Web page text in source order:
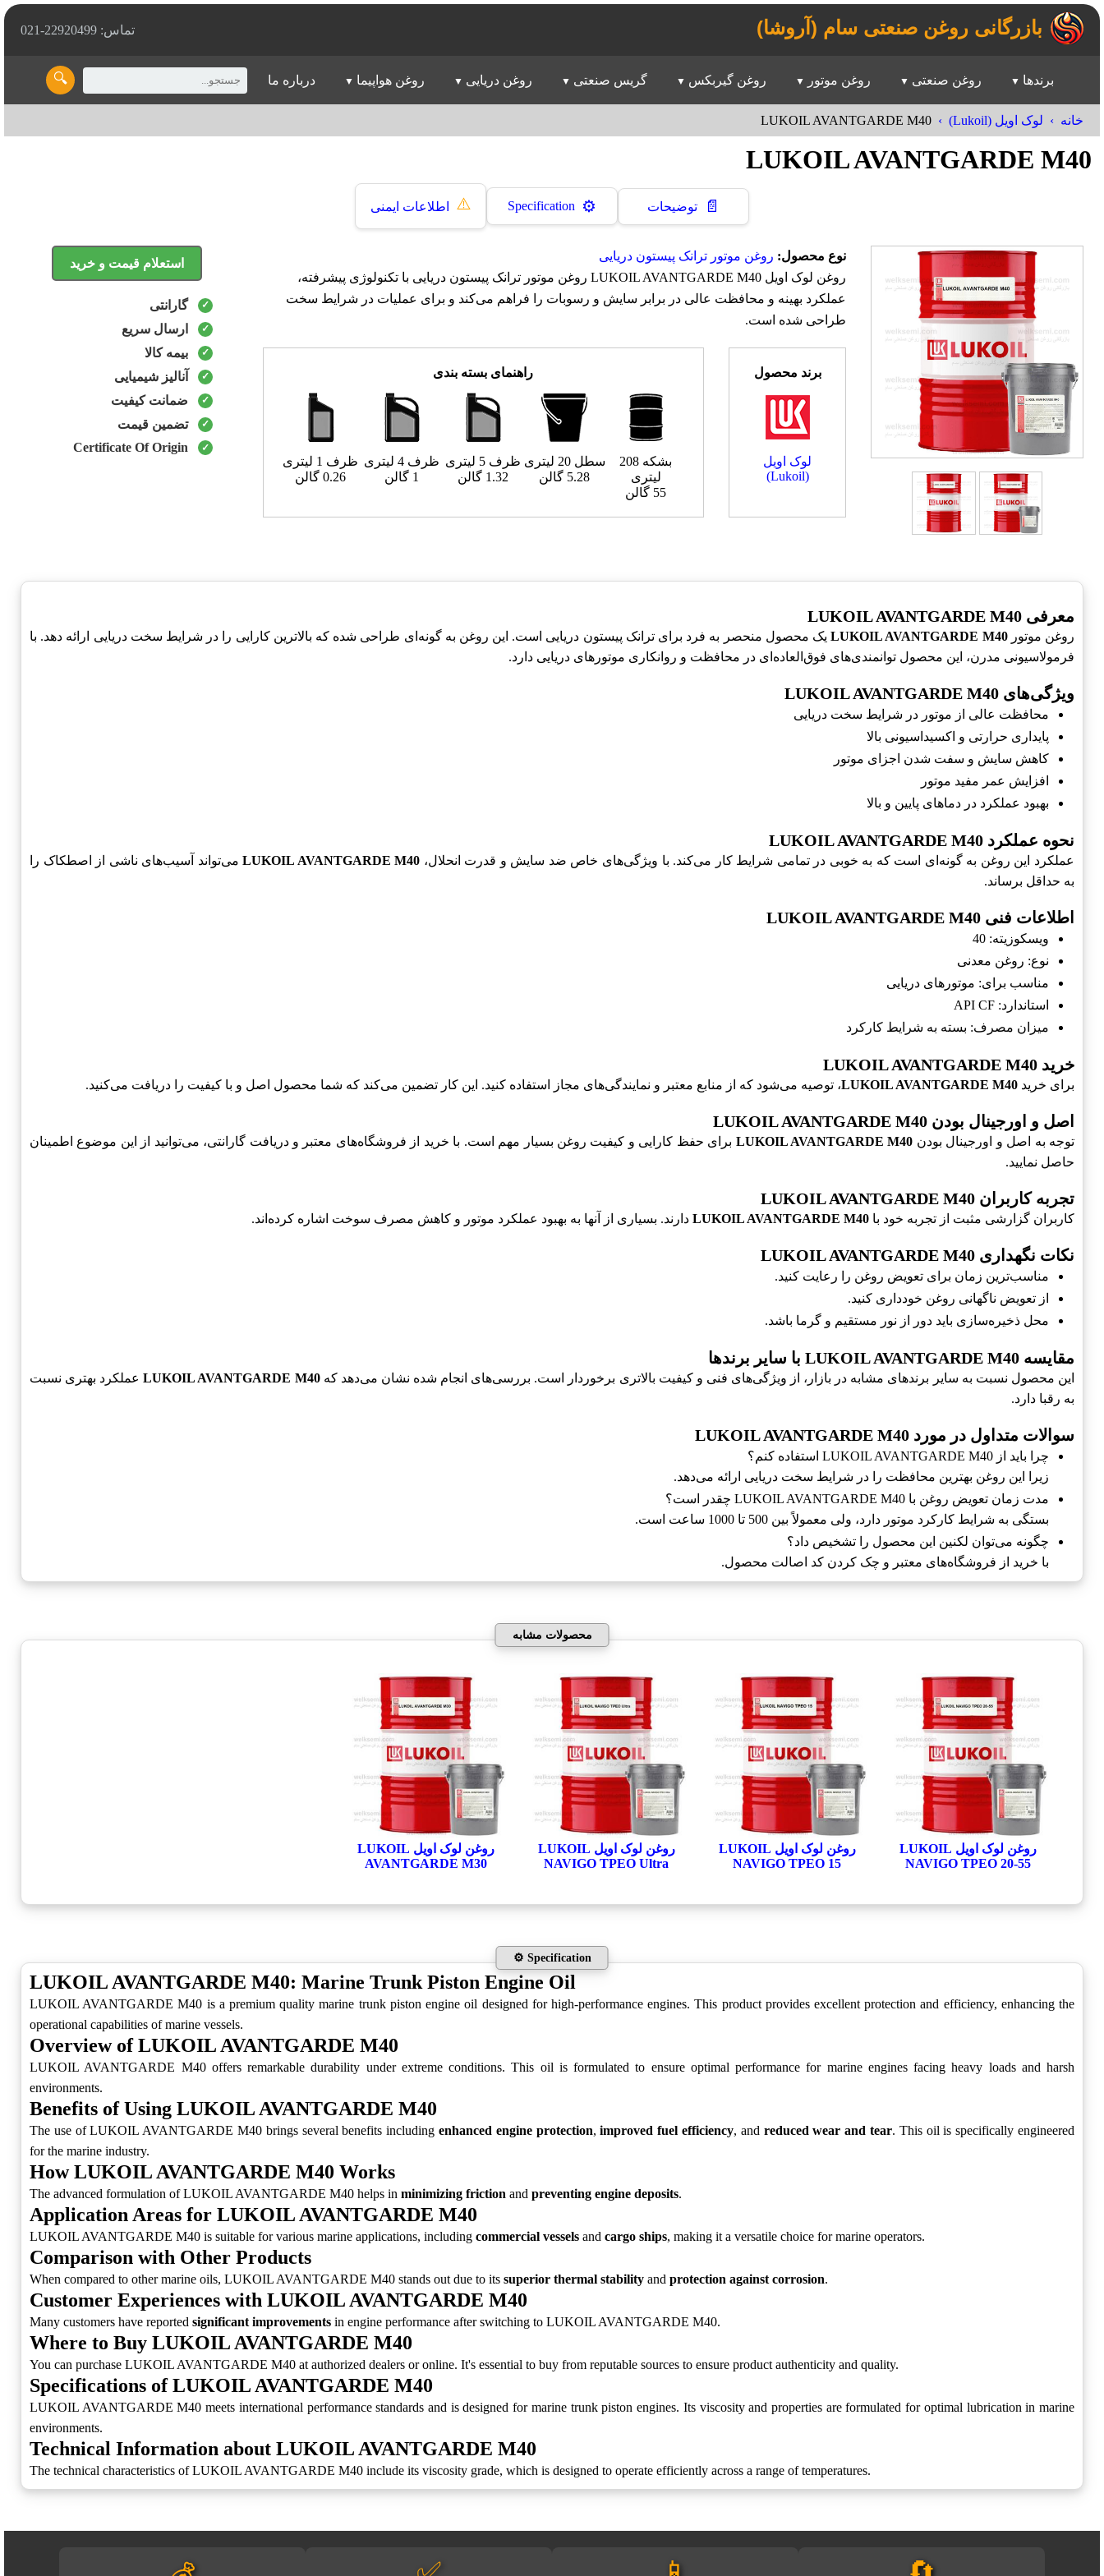
بازرگانی روغن صنعتی سام (آروشا) تماس: 22920499-021
🔍 برندها روغن صنعتی روغن موتور روغن گیربکس گریس صنعتی روغن دریایی روغن هواپیما درباره ما
خانه لوک اویل (Lukoil) LUKOIL AVANTGARDE M40
LUKOIL AVANTGARDE M40
📄 توضیحات ⚙️
Specification
⚠️ اطلاعات ایمنی
نوع محصول: روغن موتور ترانک پیستون دریایی
روغن لوک اویل LUKOIL AVANTGARDE M40 روغن موتور ترانک پیستون دریایی با تکنولوژی پیشرفته،
عملکرد بهینه و محافظت عالی در برابر سایش و رسوبات را فراهم می‌کند و برای عملیات در شرایط سخت
طراحی شده است.
برند محصول
لوک اویل
(Lukoil)
راهنمای بسته بندی
بشکه 208
لیتری
55 گالن
سطل 20 لیتری
5.28 گالن
ظرف 5 لیتری
1.32 گالن
ظرف 4 لیتری
1 گالن
ظرف 1 لیتری
0.26 گالن
استعلام قیمت و خرید
گارانتی
ارسال سریع
بیمه کالا
آنالیز شیمیایی
ضمانت کیفیت
تضمین قیمت
Certificate Of Origin
معرفی LUKOIL AVANTGARDE M40
روغن موتورLUKOIL AVANTGARDE M40یک محصول منحصر به فرد برای ترانک پیستون دریایی است. این روغن به گونه‌ای طراحی شده که بالاترین کارایی را در شرایط سخت دریایی ارائه دهد. با
فرمولاسیونی مدرن، این محصول توانمندی‌های فوق‌العاده‌ای در محافظت و روانکاری موتورهای دریایی دارد.
ویژگی‌های LUKOIL AVANTGARDE M40
محافظت عالی از موتور در شرایط سخت دریایی
پایداری حرارتی و اکسیداسیونی بالا
کاهش سایش و سفت شدن اجزای موتور
افزایش عمر مفید موتور
بهبود عملکرد در دماهای پایین و بالا
نحوه عملکرد LUKOIL AVANTGARDE M40
عملکرد این روغن به گونه‌ای است که به خوبی در تمامی شرایط کار می‌کند. با ویژگی‌های خاص ضد سایش و قدرت انحلال، LUKOIL AVANTGARDE M40می‌تواند آسیب‌های ناشی از اصطکاک را
به حداقل برساند.
اطلاعات فنی LUKOIL AVANTGARDE M40
ویسکوزیته: 40
نوع: روغن معدنی
مناسب برای: موتورهای دریایی
استاندارد: API CF
میزان مصرف: بسته به شرایط کارکرد
خرید LUKOIL AVANTGARDE M40
برای خرید LUKOIL AVANTGARDE M40، توصیه می‌شود که از منابع معتبر و نمایندگی‌های مجاز استفاده کنید. این کار تضمین می‌کند که شما محصول اصل و با کیفیت را دریافت می‌کنید.
اصل و اورجینال بودن LUKOIL AVANTGARDE M40
توجه به اصل و اورجینال بودن LUKOIL AVANTGARDE M40 برای حفظ کارایی و کیفیت روغن بسیار مهم است. با خرید از فروشگاه‌های معتبر و دریافت گارانتی، می‌توانید از این موضوع اطمینان
حاصل نمایید.
تجربه کاربران LUKOIL AVANTGARDE M40
کاربران گزارشی مثبت از تجربه خود با LUKOIL AVANTGARDE M40 دارند. بسیاری از آنها به بهبود عملکرد موتور و کاهش مصرف سوخت اشاره کرده‌اند.
نکات نگهداری LUKOIL AVANTGARDE M40
مناسب‌ترین زمان برای تعویض روغن را رعایت کنید.
از تعویض ناگهانی روغن خودداری کنید.
محل ذخیره‌سازی باید دور از نور مستقیم و گرما باشد.
مقایسه LUKOIL AVANTGARDE M40 با سایر برندها
این محصول نسبت به سایر برندهای مشابه در بازار، از ویژگی‌های فنی و کیفیت بالاتری برخوردار است. بررسی‌های انجام شده نشان می‌دهد کهLUKOIL AVANTGARDE M40عملکرد بهتری نسبت
به رقبا دارد.
سوالات متداول در مورد LUKOIL AVANTGARDE M40
چرا باید از LUKOIL AVANTGARDE M40 استفاده کنم؟
زیرا این روغن بهترین محافظت را در شرایط سخت دریایی ارائه می‌دهد.
مدت زمان تعویض روغن با LUKOIL AVANTGARDE M40 چقدر است؟
بستگی به شرایط کارکرد موتور دارد، ولی معمولاً بین 500 تا 1000 ساعت است.
چگونه می‌توان لکنین این محصول را تشخیص داد؟
با خرید از فروشگاه‌های معتبر و چک کردن کد اصالت محصول.
محصولات مشابه
روغن لوک اویل LUKOIL
NAVIGO TPEO 20-55
روغن لوک اویل LUKOIL
NAVIGO TPEO 15
روغن لوک اویل LUKOIL
NAVIGO TPEO Ultra
روغن لوک اویل LUKOIL
AVANTGARDE M30
⚙️ Specification
LUKOIL AVANTGARDE M40: Marine Trunk Piston Engine Oil
LUKOIL AVANTGARDE M40 is a premium quality marine trunk piston engine oil designed for high-performance engines. This product provides excellent protection and efficiency, enhancing the
operational capabilities of marine vessels.
Overview of LUKOIL AVANTGARDE M40
LUKOIL AVANTGARDE M40 offers remarkable durability under extreme conditions. This oil is formulated to ensure optimal performance for marine engines facing heavy loads and harsh
environments.
Benefits of Using LUKOIL AVANTGARDE M40
The use of LUKOIL AVANTGARDE M40 brings several benefits including enhanced engine protection,improved fuel efficiency, and reduced wear and tear. This oil is specifically engineered
for the marine industry.
How LUKOIL AVANTGARDE M40 Works
The advanced formulation of LUKOIL AVANTGARDE M40 helps in minimizing friction and preventing engine deposits.
Application Areas for LUKOIL AVANTGARDE M40
LUKOIL AVANTGARDE M40 is suitable for various marine applications, including commercial vessels and cargo ships, making it a versatile choice for marine operators.
Comparison with Other Products
When compared to other marine oils, LUKOIL AVANTGARDE M40 stands out due to its superior thermal stability and protection against corrosion.
Customer Experiences with LUKOIL AVANTGARDE M40
Many customers have reported significant improvements in engine performance after switching to LUKOIL AVANTGARDE M40.
Where to Buy LUKOIL AVANTGARDE M40
You can purchase LUKOIL AVANTGARDE M40 at authorized dealers or online. It's essential to buy from reputable sources to ensure product authenticity and quality.
Specifications of LUKOIL AVANTGARDE M40
LUKOIL AVANTGARDE M40 meets international performance standards and is designed for marine trunk piston engines. Its viscosity and properties are formulated for optimal lubrication in marine
environments.
Technical Information about LUKOIL AVANTGARDE M40
The technical characteristics of LUKOIL AVANTGARDE M40 include its viscosity grade, which is designed to operate efficiently across a range of temperatures.